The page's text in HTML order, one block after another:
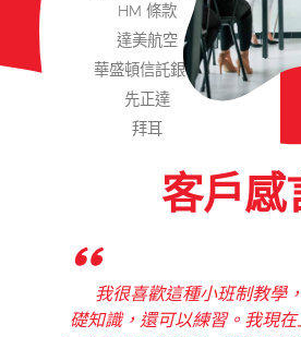
HM 條款
達美航空
華盛頓信託銀行
先正達
拜耳
客戶感
們可以學習基
是西班牙語
"CR
了西班牙語的